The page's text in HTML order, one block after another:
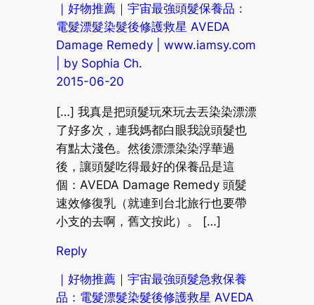
｜好物推薦｜宇宙最強頭髮保養品：
電髮漂髮染髮後修護救星 AVEDA
Damage Remedy | www.iamsy.com
| by Sophia Ch.
2015-06-20
[…] 我真是把頭髮玩來玩去丟染染漂漂
了好多次，連我媽都白眼我說頭髮也
有點太淺色。然後漂漂染染浮華過
後，讓頭髮吃得最好的保養品是這
個：AVEDA Damage Remedy 頭髮
速效修復乳（就連到台北旅行也要帶
小支的去啊，舊文按此）。 […]
Reply
｜好物推薦｜宇宙最強頭髮急救保養
品：電髮漂髮染髮後修護救星 AVEDA